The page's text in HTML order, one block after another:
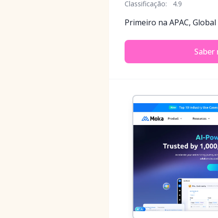
Classificação: 4.9
Primeiro na APAC, Global
Saber